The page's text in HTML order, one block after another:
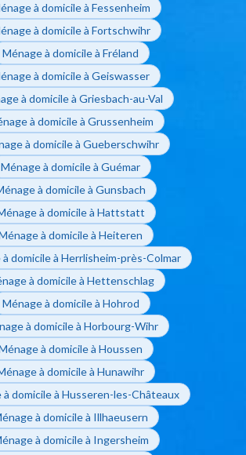
à domicile à Fessenheim
à domicile à Fortschwihr
Ménage à domicile à Fréland
à domicile à Geiswasser
à domicile à Griesbach-au-Val
à domicile à Grussenheim
à domicile à Gueberschwihr
Ménage à domicile à Guémar
à domicile à Gunsbach
à domicile à Hattstatt
à domicile à Heiteren
domicile à Herrlisheim-près-Colmar
à domicile à Hettenschlag
Ménage à domicile à Hohrod
à domicile à Horbourg-Wihr
à domicile à Houssen
à domicile à Hunawihr
à domicile à Husseren-les-Châteaux
à domicile à Illhaeusern
à domicile à Ingersheim